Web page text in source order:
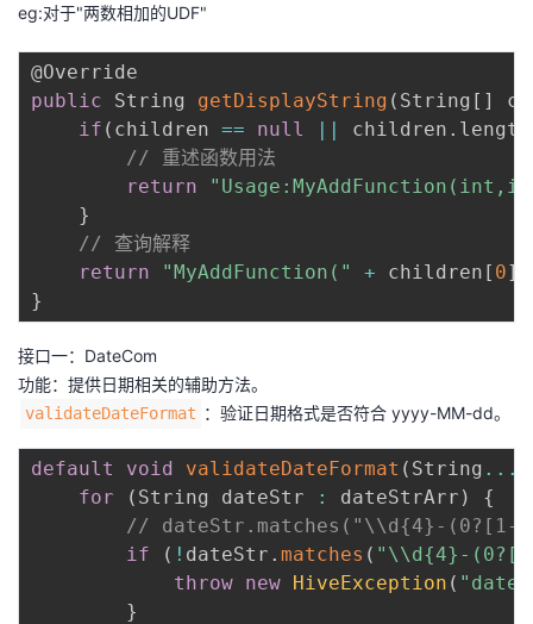
eg:对于"两数相加的UDF"
public String getDisplayString ( String [ ]
if ( children == null || children . length
// 重述函数用法
return
}
// 查询解释
return
"MyAddFunction(" + children [ 0]
}
接口一：DateCom
功能：提供日期相关的辅助方法。
validateDateFormat ：验证日期格式是否符合 yyyy-MM-dd。
default void validateDateFormat ( String ...
for
( String dateStr : dateStrArr )
{
// dateStr.matches("\\d{4}-
if
( ! dateStr . matches ( "\\d{4}-
throw new HiveException (
}